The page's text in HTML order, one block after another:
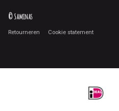
© Saminas
Retourneren Cookie statement